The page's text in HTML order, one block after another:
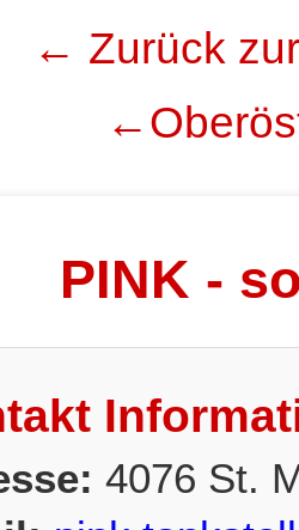
← Zurück
PINK -
4076 St.